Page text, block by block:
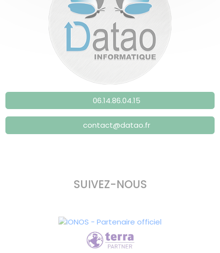
06.14.86.04.15
contact@datao.fr
SUIVEZ-NOUS